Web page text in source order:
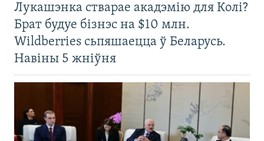
Лукашэнка стварае акадэмію для Колі?
Брат будуе бізнэс на $10 млн.
Wildberries сьпяшаецца ў Беларусь.
Навіны 5 жніўня